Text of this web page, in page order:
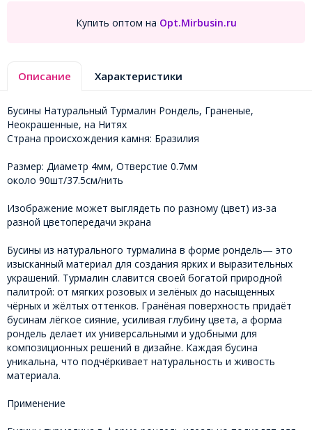
Купить оптом на Opt.Mirbusin.ru
Описание Характеристики
Бусины Натуральный Турмалин Рондель, Граненые,
Неокрашенные, на Нитях
Страна происхождения камня: Бразилия
Размер: Диаметр 4мм, Отверстие 0.7мм
около 90шт/37.5см/нить
Изображение может выглядеть по разному (цвет) из-за
разной цветопередачи экрана
Бусины из натурального турмалина в форме рондель— это
изысканный материал для создания ярких и выразительных
украшений. Турмалин славится своей богатой природной
палитрой: от мягких розовых и зелёных до насыщенных
чёрных и жёлтых оттенков. Гранёная поверхность придаёт
бусинам лёгкое сияние, усиливая глубину цвета, а форма
рондель делает их универсальными и удобными для
композиционных решений в дизайне. Каждая бусина
уникальна, что подчёркивает натуральность и живость
материала.
Применение